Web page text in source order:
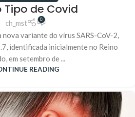
Tipo de Covid
ch_mst 0
nova variante do vírus SARS-CoV-2,
identificada inicialmente no Reino
em setembro de ...
READING